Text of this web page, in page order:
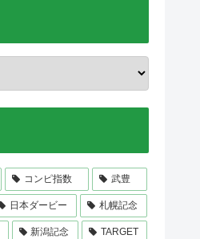
コンピ指数 武豊
日本ダービー 札幌記念
新潟記念 TARGET